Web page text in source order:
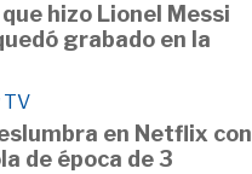
hizo Lionel Messi
grabado en la
TV
en Netflix con
de época de 3